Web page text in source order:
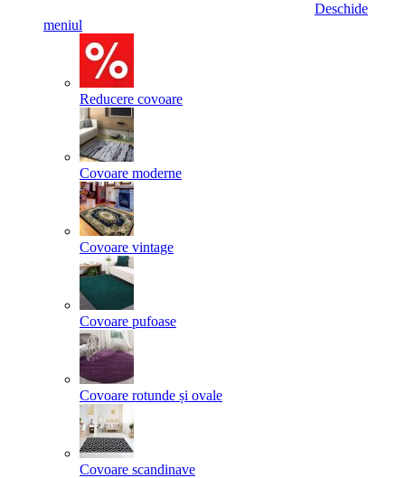
Deschide
meniul
Reducere covoare
Covoare moderne
Covoare vintage
Covoare pufoase
Covoare rotunde și ovale
Covoare scandinave